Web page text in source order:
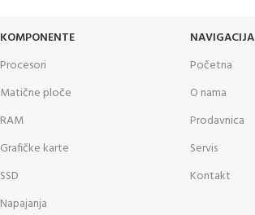
KOMPONENTE
Procesori
Matične ploče
RAM
Grafičke karte
SSD
Napajanja
NAVIGACIJA
Početna
O nama
Prodavnica
Servis
Kontakt